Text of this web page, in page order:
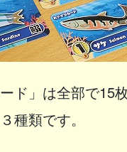
ド」は全部で15
種類です。